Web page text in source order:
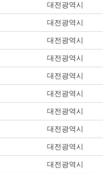
대전광역시
대전광역시
대전광역시
대전광역시
대전광역시
대전광역시
대전광역시
대전광역시
대전광역시
대전광역시